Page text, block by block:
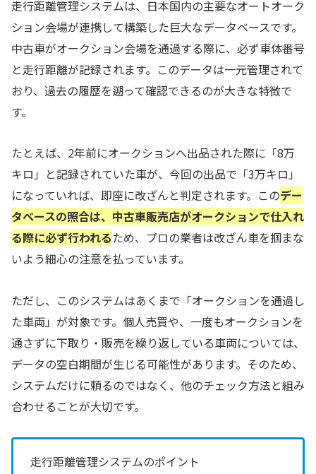
走行距離管理システムは、日本国内の主要なオートオーク
ション会場が連携して構築した巨大なデータベースです。
中古車がオークション会場を通過する際に、必ず車体番号
と走行距離が記録されます。このデータは一元管理されて
おり、過去の履歴を遡って確認できるのが大きな特徴で
す。
たとえば、2年前にオークションへ出品された際に「8万
キロ」と記録されていた車が、今回の出品で「3万キロ」
になっていれば、即座に改ざんと判定されます。このデー
タベースの照合は、中古車販売店がオークションで仕入れ
る際に必ず行われるため、プロの業者は改ざん車を掴まな
いよう細心の注意を払っています。
ただし、このシステムはあくまで「オークションを通過し
た車両」が対象です。個人売買や、一度もオークションを
通さずに下取り・販売を繰り返している車両については、
データの空白期間が生じる可能性があります。そのため、
システムだけに頼るのではなく、他のチェック方法と組み
合わせることが大切です。
走行距離管理システムのポイント